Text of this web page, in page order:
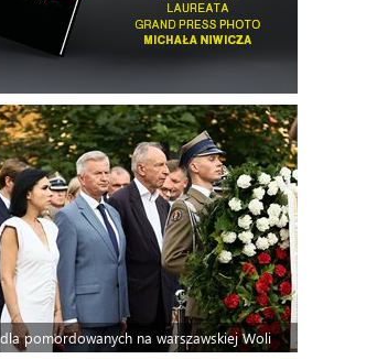
pomordowanych na warszawskiej Woli